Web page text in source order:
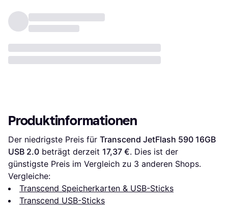
Produktinformationen
Der niedrigste Preis für Transcend JetFlash 590 16GB
USB 2.0 beträgt derzeit 17,37 €. Dies ist der
günstigste Preis im Vergleich zu 3 anderen Shops.
Vergleiche:
Transcend Speicherkarten & USB-Sticks
Transcend USB-Sticks